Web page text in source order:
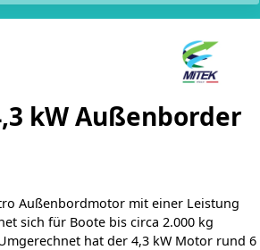
kW Außenborder
Außenbordmotor mit einer Leistung
sich für Boote bis circa 2.000 kg
hat der 4,3 kW Motor rund 6